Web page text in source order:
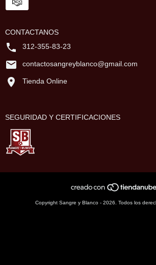
CONTACTANOS
312-355-83-23
contactosangreyblanco@gmail.com
Tienda Online
SEGURIDAD Y CERTIFICACIONES
Copyright Sangre y Blanco - 2026. Todos los